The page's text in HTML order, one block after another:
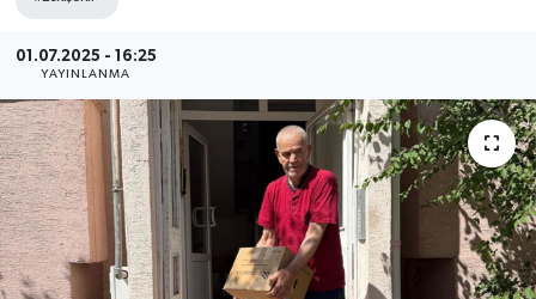
01.07.2025 - 16:25
YAYINLANMA
Resmi İlanlar
Sağlık
Siyaset
Spor
Son Dakika Haberleri
Haber Arşivi